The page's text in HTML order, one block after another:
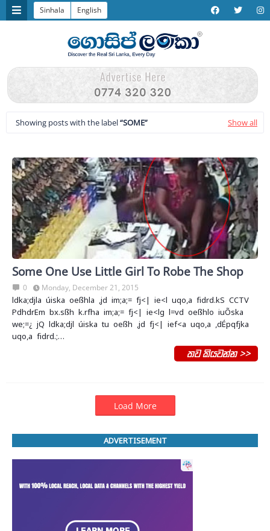
Sinhala English
Showing posts with the label SOME Show all
Some One Use Little Girl To Robe The Shop
0
Monday, December 21, 2015
ldka;djla úiska oeßhla ,jd im;a;= fj<| ie<l uqo,a fidrd.kS CCTV
PdhdrEm bx.sßh k.rfha im;a;= fj<| ie<lg l=vd oeßhlo iuÕska
we;=¿ jQ ldka;djl úiska tu oeßh ,jd fj<| ief<a uqo,a ,dÉpqfjka
uqo,a fidrd.;…
තව කියවන්න >>
Load More
ADVERTISEMENT